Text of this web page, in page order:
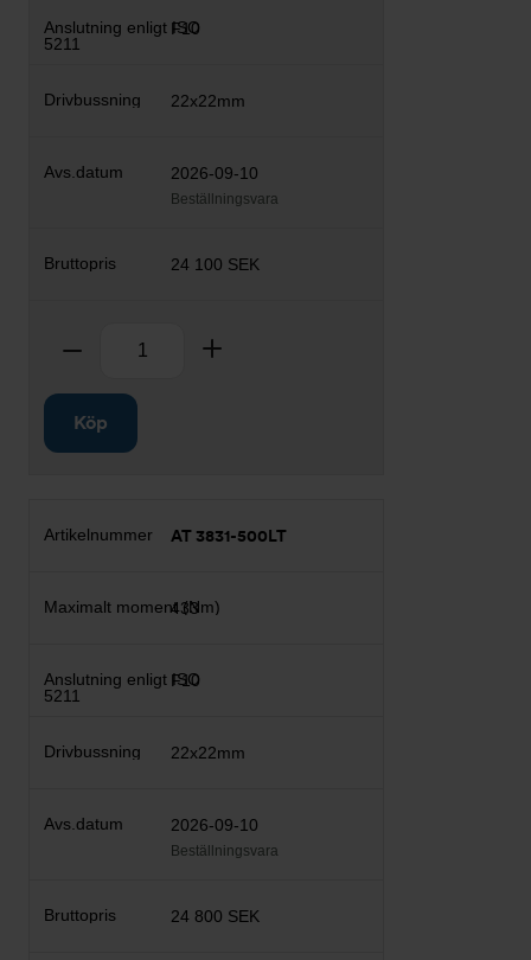
F10
22x22mm
2026-09-10
Beställningsvara
24 100 SEK
Ta bort
Köp
AT 3831-500LT
433
F10
22x22mm
2026-09-10
Beställningsvara
24 800 SEK